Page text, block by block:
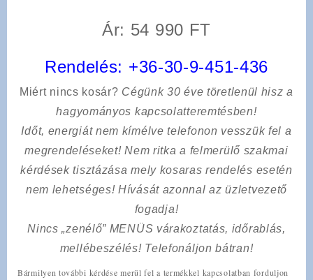
Ár: 54 990 FT
Rendelés: +36-30-9-451-436
Miért nincs kosár? Cégünk 30 éve töretlenül hisz a
hagyományos kapcsolatteremtésben!
Időt, energiát nem kímélvetelefonon vesszük fel a
megrendeléseket! Nem ritka a felmerülő szakmai
kérdések tisztázása mely kosaras rendelés esetén
nem lehetséges! Hívását azonnal az üzletvezető
fogadja!
Nincs „zenélő” MENÜS várakoztatás, időrablás,
mellébeszélés! Telefonáljon bátran!
Bármilyen további kérdése merül fel a termékkel kapcsolatban forduljon